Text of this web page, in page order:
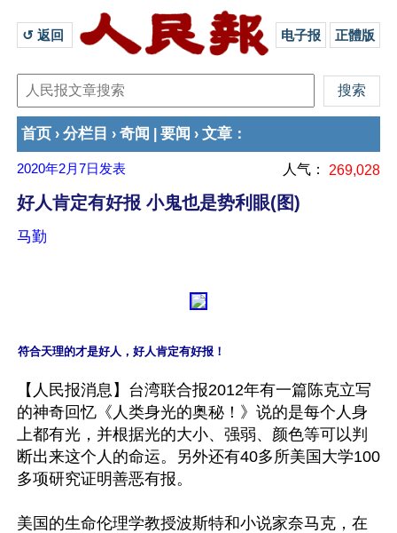
↺ 返回 电子报 正體版
首页 › 分栏目 › 奇闻 要闻 › 文章 ：
2020年2月7日 发表 人气： 269,028
好人肯定有好报 小鬼也是势利眼(图)
马勤
符合天理的才是好人，好人肯定有好报！
【人民报消息】台湾联合报2012年有一篇陈克立写
的神奇回忆《人类身光的奥秘！》说的是每个人身
上都有光，并根据光的大小、强弱、颜色等可以判
断出来这个人的命运。另外还有40多所美国大学100
多项研究证明善恶有报。
美国的生命伦理学教授波斯特和小说家奈马克，在